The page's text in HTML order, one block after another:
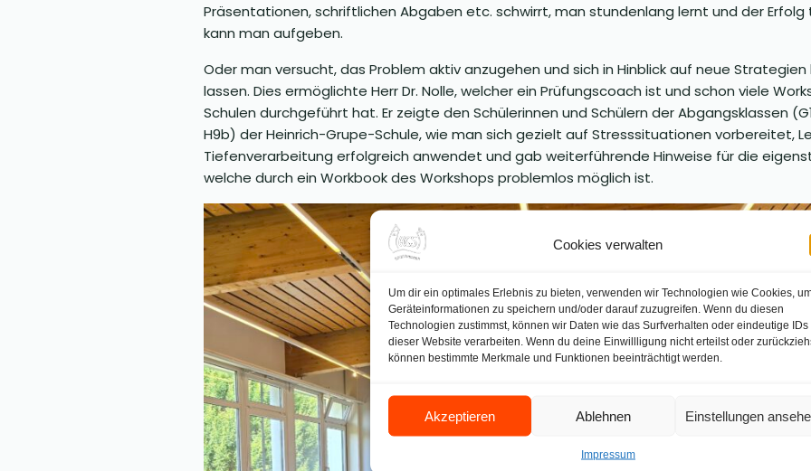
Cookies verwalten
Um dir ein optimales Erlebnis zu bieten, verwenden wir Technologien wie Cookies,
Geräteinformationen zu speichern und/oder darauf zuzugreifen. Wenn du diesen
Technologien zustimmst, können wir Daten wie das Surfverhalten oder eindeutige IDs
dieser Website verarbeiten. Wenn du deine Einwillligung nicht erteilst oder
können bestimmte Merkmale und Funktionen beeinträchtigt werden.
Akzeptieren Ablehnen Einstellungen
Impressum
Präsentationen, schriftlichen Abgaben etc. schwirrt, man stundenlang lernt und der
kann man aufgeben.
Oder man versucht, das Problem aktiv anzugehen und sich in Hinblick auf neue
lassen. Dies ermöglichte Herr Dr. Nolle, welcher ein Prüfungscoach ist und schon viele
Schulen durchgeführt hat. Er zeigte den Schülerinnen und Schülern der Abgangsklassen
H9b) der Heinrich-Grupe-Schule, wie man sich gezielt auf Stresssituationen vorbereitet,
Tiefenverarbeitung erfolgreich anwendet und gab weiterführende Hinweise für die
welche durch ein Workbook des Workshops problemlos möglich ist.